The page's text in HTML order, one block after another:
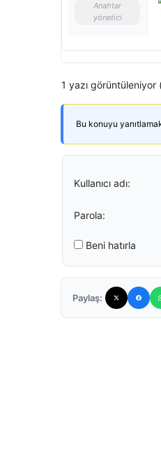
Anahtar
yönetici
1 yazı görüntüleniyor
Bu konuyu
Kullanıcı adı:
Parola:
Beni hatırla
Paylaş: